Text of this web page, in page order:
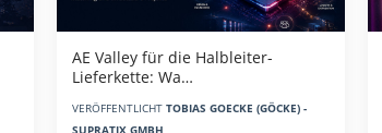
AE Valley für die Halbleiter-
Lieferkette: Wa…
VERÖFFENTLICHT TOBIAS GOECKE (GÖCKE) -
SUPRATIX GMBH